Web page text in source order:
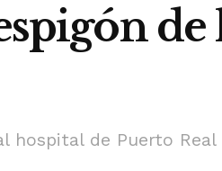
de
hospital de Puerto Real